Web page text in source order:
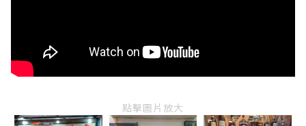
點擊圖片放大